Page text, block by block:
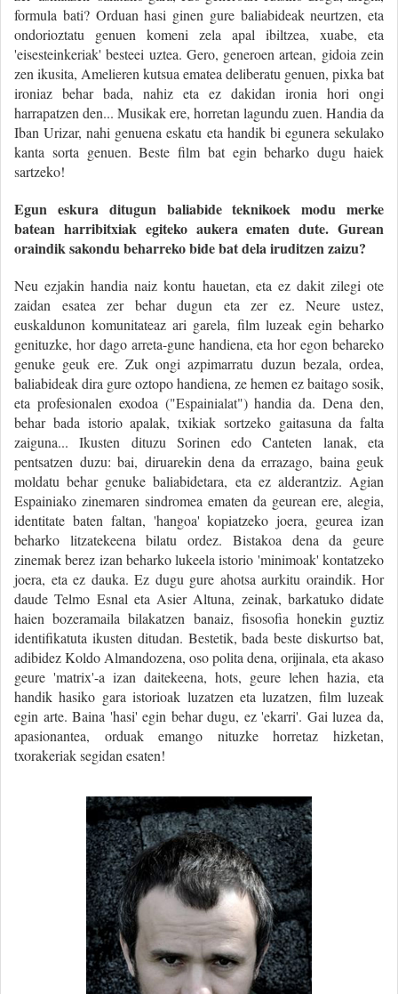
formula bati? Orduan hasi ginen gure baliabideak neurtzen, eta
ondorioztatu genuen komeni zela apal ibiltzea, xuabe, eta
'eisesteinkeriak' besteei uztea. Gero, generoen artean, gidoia zein
zen ikusita, Amelieren kutsua ematea deliberatu genuen, pixka bat
ironiaz behar bada, nahiz eta ez dakidan ironia hori ongi
harrapatzen den... Musikak ere, horretan lagundu zuen. Handia da
Iban Urizar, nahi genuena eskatu eta handik bi egunera sekulako
kanta sorta genuen. Beste film bat egin beharko dugu haiek
sartzeko!
Egun eskura ditugun baliabide teknikoek modu merke
batean harribitxiak egiteko aukera ematen dute. Gurean
oraindik sakondu beharreko bide bat dela iruditzen zaizu?
Neu ezjakin handia naiz kontu hauetan, eta ez dakit zilegi ote
zaidan esatea zer behar dugun eta zer ez. Neure ustez,
euskaldunon komunitateaz ari garela, film luzeak egin beharko
genituzke, hor dago arreta-gune handiena, eta hor egon behareko
genuke geuk ere. Zuk ongi azpimarratu duzun bezala, ordea,
baliabideak dira gure oztopo handiena, ze hemen ez baitago sosik,
eta profesionalen exodoa ("Espainialat") handia da. Dena den,
behar bada istorio apalak, txikiak sortzeko gaitasuna da falta
zaiguna... Ikusten dituzu Sorinen edo Canteten lanak, eta
pentsatzen duzu: bai, diruarekin dena da errazago, baina geuk
moldatu behar genuke baliabidetara, eta ez alderantziz. Agian
Espainiako zinemaren sindromea ematen da geurean ere, alegia,
identitate baten faltan, 'hangoa' kopiatzeko joera, geurea izan
beharko litzatekeena bilatu ordez. Bistakoa dena da geure
zinemak berez izan beharko lukeela istorio 'minimoak' kontatzeko
joera, eta ez dauka. Ez dugu gure ahotsa aurkitu oraindik. Hor
daude Telmo Esnal eta Asier Altuna, zeinak, barkatuko didate
haien bozeramaila bilakatzen banaiz, fisosofia honekin guztiz
identifikatuta ikusten ditudan. Bestetik, bada beste diskurtso bat,
adibidez Koldo Almandozena, oso polita dena, orijinala, eta akaso
geure 'matrix'-a izan daitekeena, hots, geure lehen hazia, eta
handik hasiko gara istorioak luzatzen eta luzatzen, film luzeak
egin arte. Baina 'hasi' egin behar dugu, ez 'ekarri'. Gai luzea da,
apasionantea, orduak emango nituzke horretaz hizketan,
txorakeriak segidan esaten!